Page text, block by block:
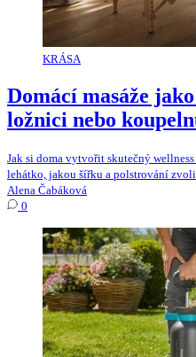
KRÁSA
Domácí masáže
ložnici nebo
Jak si doma vytvořit skutečný
lehátko, jakou šířku a polstrování
Alena Čabáková
0